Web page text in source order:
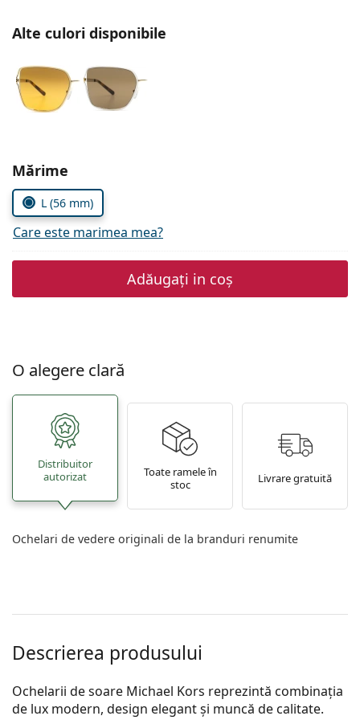
Persol
Prada
Toate mărcile
Alte culori disponibile
Alegeți parametrii
Mărime
L (56 mm)
Care este marimea mea?
Adăugați in coș
O alegere clară
Distribuitor
autorizat
Toate ramele în
stoc
Livrare gratuită
Ochelari de vedere originali de la branduri renumite
Descrierea produsului
Ochelarii de soare Michael Kors reprezintă combinația
de lux modern, design elegant și muncă de calitate.